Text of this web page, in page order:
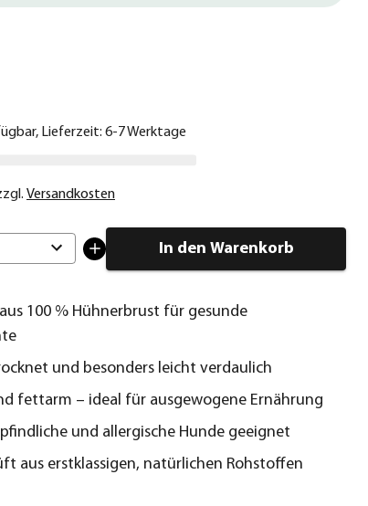
Lieferzeit: 6-7 Werktage
Versandkosten
In den Warenkorb
100 % Hühnerbrust für gesunde
und besonders leicht verdaulich
fettarm – ideal für ausgewogene Ernährung
und allergische Hunde geeignet
aus erstklassigen, natürlichen Rohstoffen